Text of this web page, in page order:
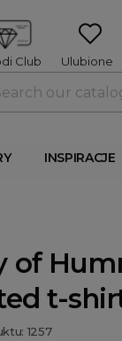
Ulubione
Club
INSPIRACJE
of
t-
1257